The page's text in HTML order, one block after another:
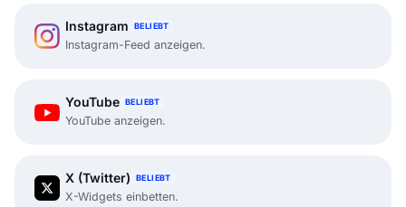
Instagram BELIEBT
Instagram-Feed anzeigen.
YouTube BELIEBT
YouTube anzeigen.
X (Twitter) BELIEBT
X-Widgets einbetten.